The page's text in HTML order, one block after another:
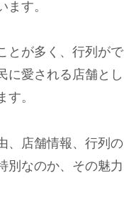
す。
とが多く、行列がで
に愛される店舗とし
。
、店舗情報、行列の
別なのか、その魅力